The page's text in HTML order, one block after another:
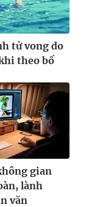
có sự chấp
phát hành lại
tử vong do
theo bố
gian
lành
văn